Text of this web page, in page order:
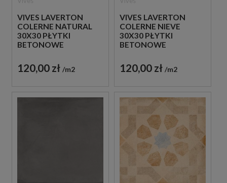
VIVES LAVERTON
COLERNE NATURAL
30X30 PŁYTKI
BETONOWE
120,00 zł m2
VIVES LAVERTON
COLERNE NIEVE
30X30 PŁYTKI
BETONOWE
120,00 zł m2